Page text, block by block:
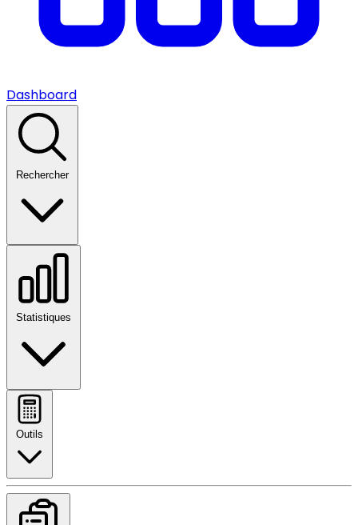
Dashboard
Rechercher
Statistiques
Outils